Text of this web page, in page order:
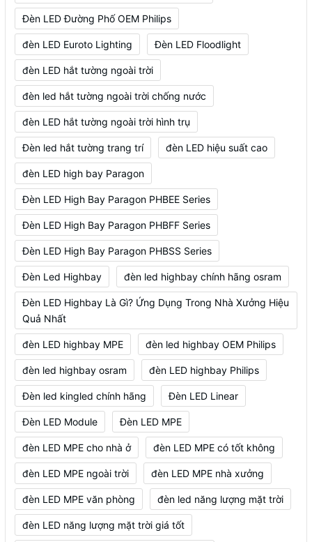
Đèn LED Đường Phố OEM Philips
đèn LED Euroto Lighting Đèn LED Floodlight
đèn LED hắt tường ngoài trời
đèn led hắt tường ngoài trời chống nước
đèn LED hắt tường ngoài trời hình trụ
Đèn led hắt tường trang trí đèn LED hiệu suất cao
đèn LED high bay Paragon
Đèn LED High Bay Paragon PHBEE Series
Đèn LED High Bay Paragon PHBFF Series
Đèn LED High Bay Paragon PHBSS Series
Đèn Led Highbay đèn led highbay chính hãng osram
Đèn LED Highbay Là Gì? Ứng Dụng Trong Nhà Xưởng Hiệu
Quả Nhất
đèn LED highbay MPE đèn led highbay OEM Philips
đèn led highbay osram đèn LED highbay Philips
Đèn led kingled chính hãng Đèn LED Linear
Đèn LED Module Đèn LED MPE
đèn LED MPE cho nhà ở đèn LED MPE có tốt không
đèn LED MPE ngoài trời đèn LED MPE nhà xưởng
đèn LED MPE văn phòng đèn led năng lượng mặt trời
đèn LED năng lượng mặt trời giá tốt